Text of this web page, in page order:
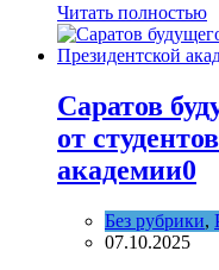
Читать полностью
Саратов
от
академии0
Без рубрики,
07.10.2025